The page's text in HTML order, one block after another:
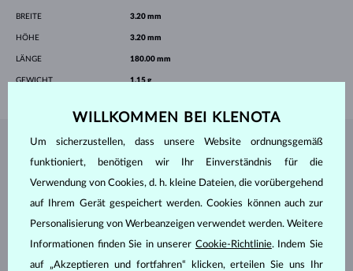
BREITE 3.20 mm
HÖHE 3.20 mm
LÄNGE 180.00 mm
GEWICHT 1.15 g
WILLKOMMEN BEI KLENOTA
Um sicherzustellen, dass unsere Website ordnungsgemäß
funktioniert, benötigen wir Ihr Einverständnis für die
Verwendung von Cookies, d. h. kleine Dateien, die vorübergehend
auf Ihrem Gerät gespeichert werden. Cookies können auch zur
Personalisierung von Werbeanzeigen verwendet werden. Weitere
Informationen finden Sie in unserer Cookie-Richtlinie. Indem Sie
auf „Akzeptieren und fortfahren“ klicken, erteilen Sie uns Ihr